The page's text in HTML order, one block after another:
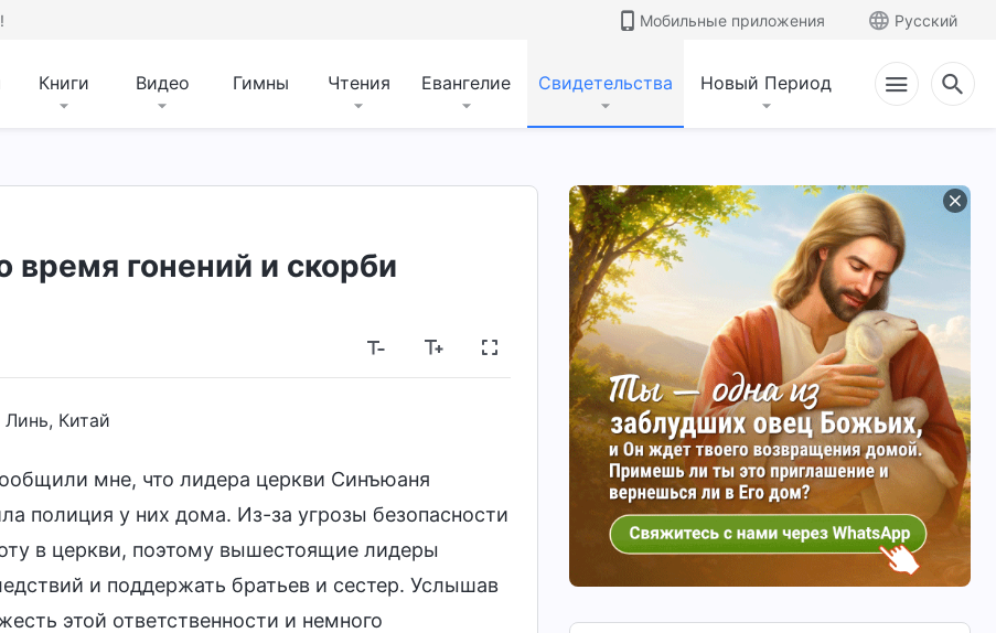
Мобильные приложения Русский
Книги Видео Гимны Чтения Евангелие Свидетельства Новый Период
время гонений и скорби
Линь, Китай
мне, что лидера церкви Синъюаня
полиция у них дома. Из-за угрозы безопасности
в церкви, поэтому вышестоящие лидеры
и поддержать братьев и сестер. Услышав
этой ответственности и немного